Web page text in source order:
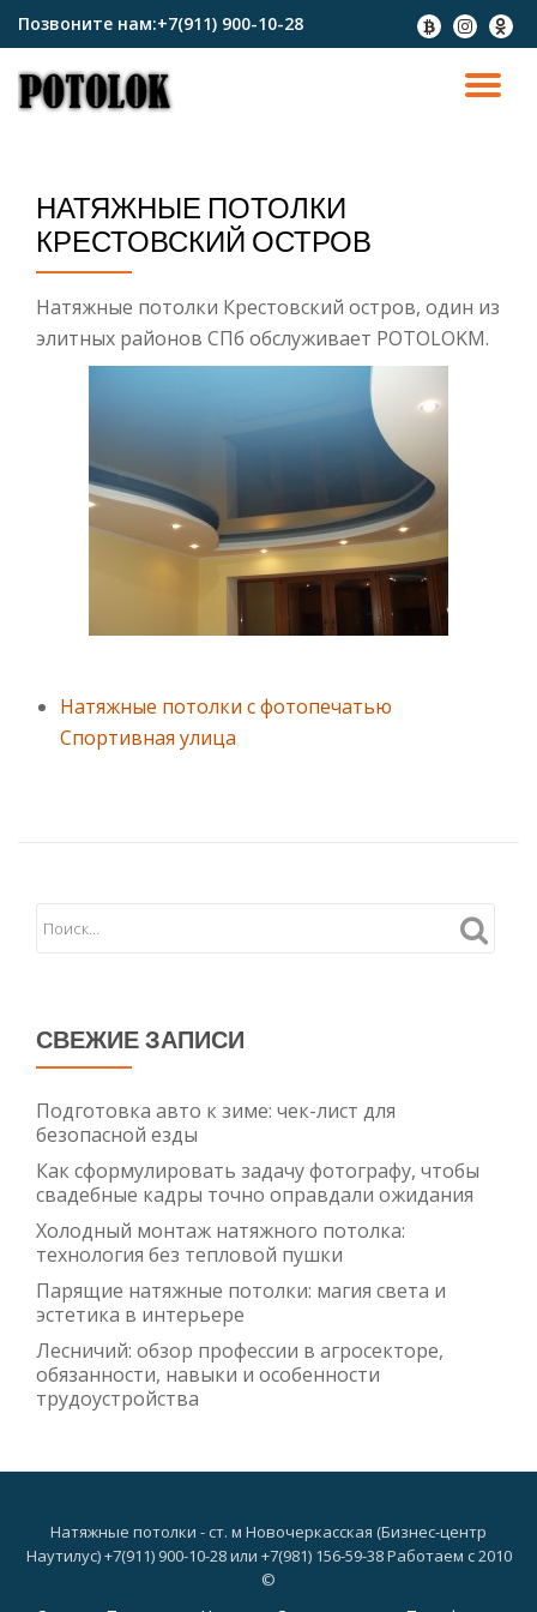
содержимому
Позвоните нам:+7(911) 900-10-28
fa-
btc
fa-
instagram
fa-
НАТЯЖНЫЕ ПОТОЛКИ
КРЕСТОВСКИЙ ОСТРОВ
Натяжные потолки Крестовский остров, один из
элитных районов СПб обслуживает POTOLOKM.
Натяжные потолки с фотопечатью
Спортивная улица
СВЕЖИЕ ЗАПИСИ
Подготовка авто к зиме: чек-лист для
безопасной езды
Как сформулировать задачу фотографу, чтобы
свадебные кадры точно оправдали ожидания
Холодный монтаж натяжного потолка:
технология без тепловой пушки
Парящие натяжные потолки: магия света и
эстетика в интерьере
Лесничий: обзор профессии в агросекторе,
обязанности, навыки и особенности
трудоустройства
Натяжные потолки - ст. м Новочеркасская (Бизнес-центр
Наутилус) +7(911) 900-10-28 или +7(981) 156-59-38 Работаем с 2010
©